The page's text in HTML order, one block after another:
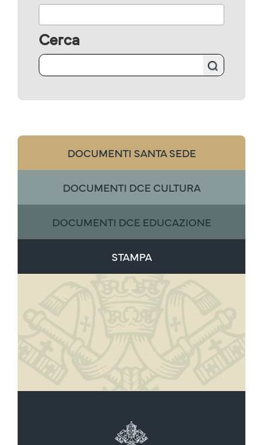
Cerca
DOCUMENTI SANTA SEDE
DOCUMENTI DCE CULTURA
DOCUMENTI DCE EDUCAZIONE
STAMPA